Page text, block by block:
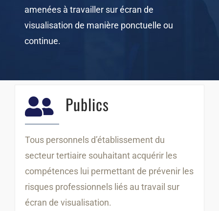
amenées à travailler sur écran de
visualisation de manière ponctuelle ou
continue.
Publics
Tous personnels d’établissement du
secteur tertiaire souhaitant acquérir les
compétences lui permettant de prévenir les
risques professionnels liés au travail sur
écran de visualisation.